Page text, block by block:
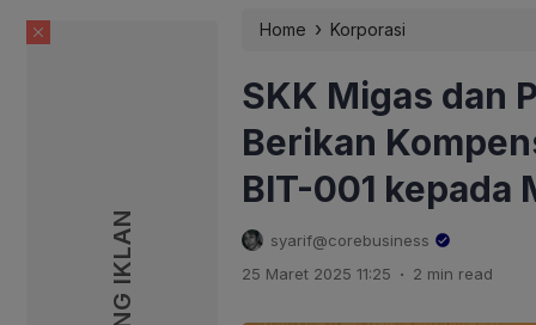
Home › Korporasi
SKK Migas dan
Berikan
BIT-001 kepada
syarif@corebusiness
25 Maret 2025 11:25 . 2 min read